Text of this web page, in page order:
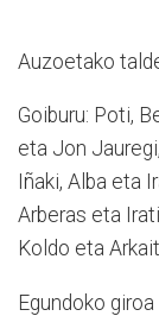
Auzoetako
Goiburu: Poti,
eta Jon
Iñaki, Alba eta
Arberas eta
Koldo eta
Egundoko